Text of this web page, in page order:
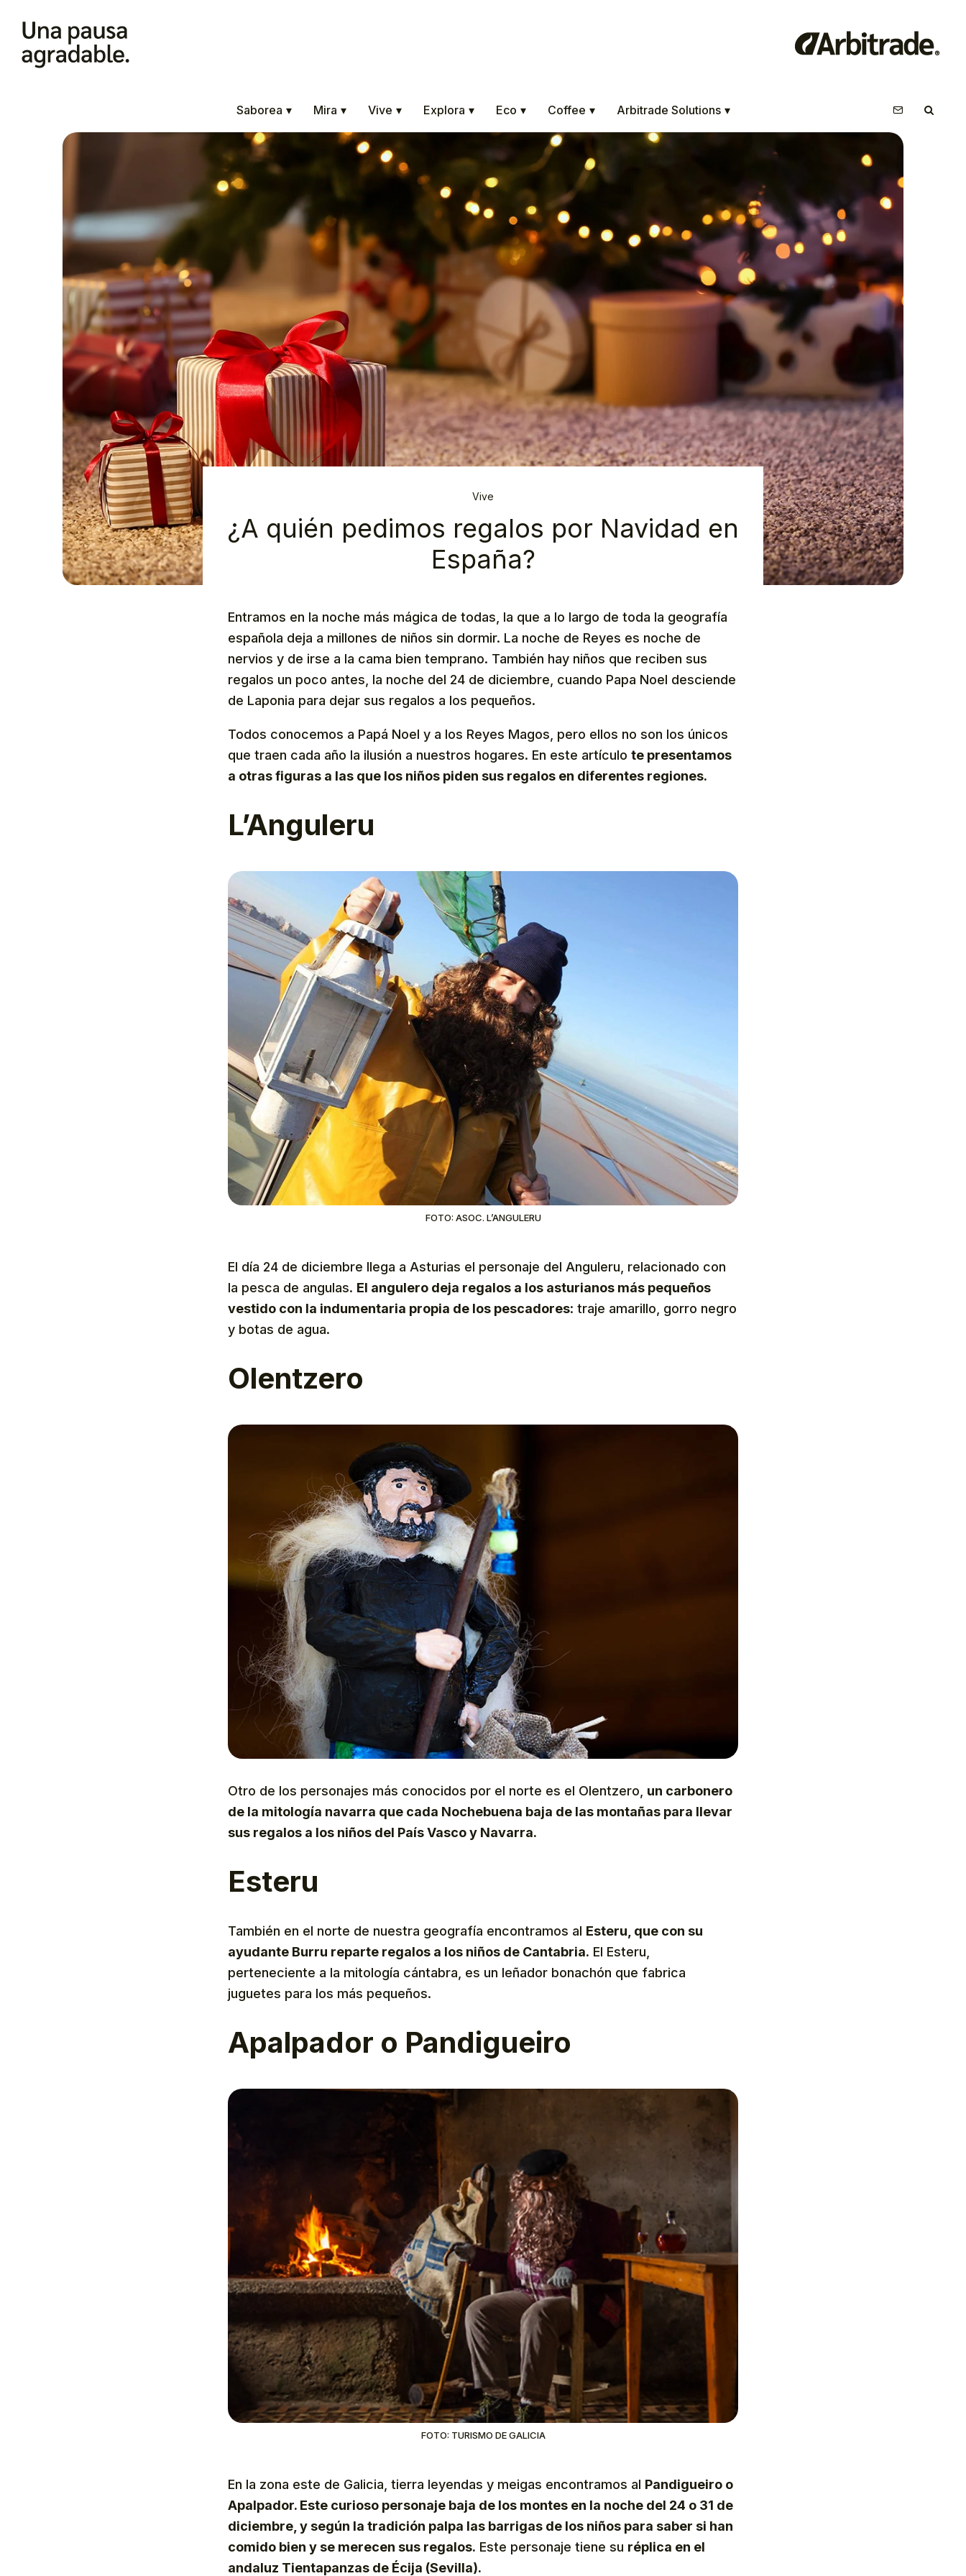
Saborea ▾ Mira ▾ Vive ▾ Explora ▾ Eco ▾ Coffee ▾ Arbitrade Solutions ▾
Vive
¿A quién pedimos regalos por Navidad en
España?
Entramos en la noche más mágica de todas, la que a lo largo de toda la geografía
española deja a millones de niños sin dormir. La noche de Reyes es noche de
nervios y de irse a la cama bien temprano. También hay niños que reciben sus
regalos un poco antes, la noche del 24 de diciembre, cuando Papa Noel desciende
de Laponia para dejar sus regalos a los pequeños.
Todos conocemos a Papá Noel y a los Reyes Magos, pero ellos no son los únicos
que traen cada año la ilusión a nuestros hogares. En este artículo te presentamos
a otras figuras a las que los niños piden sus regalos en diferentes regiones.
L’Anguleru
FOTO: ASOC. L’ANGULERU
El día 24 de diciembre llega a Asturias el personaje del Anguleru, relacionado con
la pesca de angulas. El angulero deja regalos a los asturianos más pequeños
vestido con la indumentaria propia de los pescadores: traje amarillo, gorro negro
y botas de agua.
Olentzero
Otro de los personajes más conocidos por el norte es el Olentzero, un carbonero
de la mitología navarra que cada Nochebuena baja de las montañas para llevar
sus regalos a los niños del País Vasco y Navarra.
Esteru
También en el norte de nuestra geografía encontramos al Esteru, que con su
ayudante Burru reparte regalos a los niños de Cantabria. El Esteru,
perteneciente a la mitología cántabra, es un leñador bonachón que fabrica
juguetes para los más pequeños.
Apalpador o Pandigueiro
FOTO: TURISMO DE GALICIA
En la zona este de Galicia, tierra leyendas y meigas encontramos al Pandigueiro o
Apalpador. Este curioso personaje baja de los montes en la noche del 24 o 31 de
diciembre, y según la tradición palpa las barrigas de los niños para saber si han
comido bien y se merecen sus regalos. Este personaje tiene su réplica en el
andaluz Tientapanzas de Écija (Sevilla).